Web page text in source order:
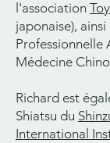
l'association
japonaise), ainsi
Professionnelle
Médecine
Richard est
Shiatsu du
International